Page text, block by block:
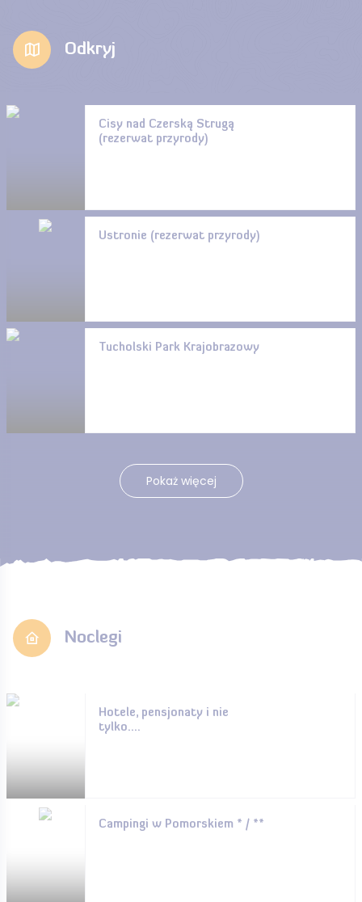
Odkryj
Cisy nad Czerską Strugą
(rezerwat przyrody)
Ustronie (rezerwat przyrody)
Tucholski Park Krajobrazowy
Pokaż więcej
Noclegi
Hotele, pensjonaty i nie
tylko....
Campingi w Pomorskiem * / **